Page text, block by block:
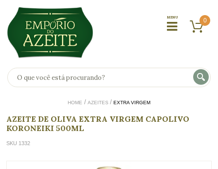
0
HOME AZEITES EXTRA VIRGEM
AZEITE DE OLIVA EXTRA VIRGEM CAPOLIVO
KORONEIKI 500ML
SKU 1332